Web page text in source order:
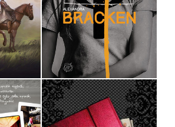
ALEXANDRA BRACKEN
OPRAWA MIĘKKA
36,90 ZŁ